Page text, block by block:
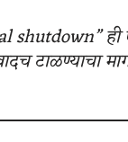
shutdown”
टाळण्याचा